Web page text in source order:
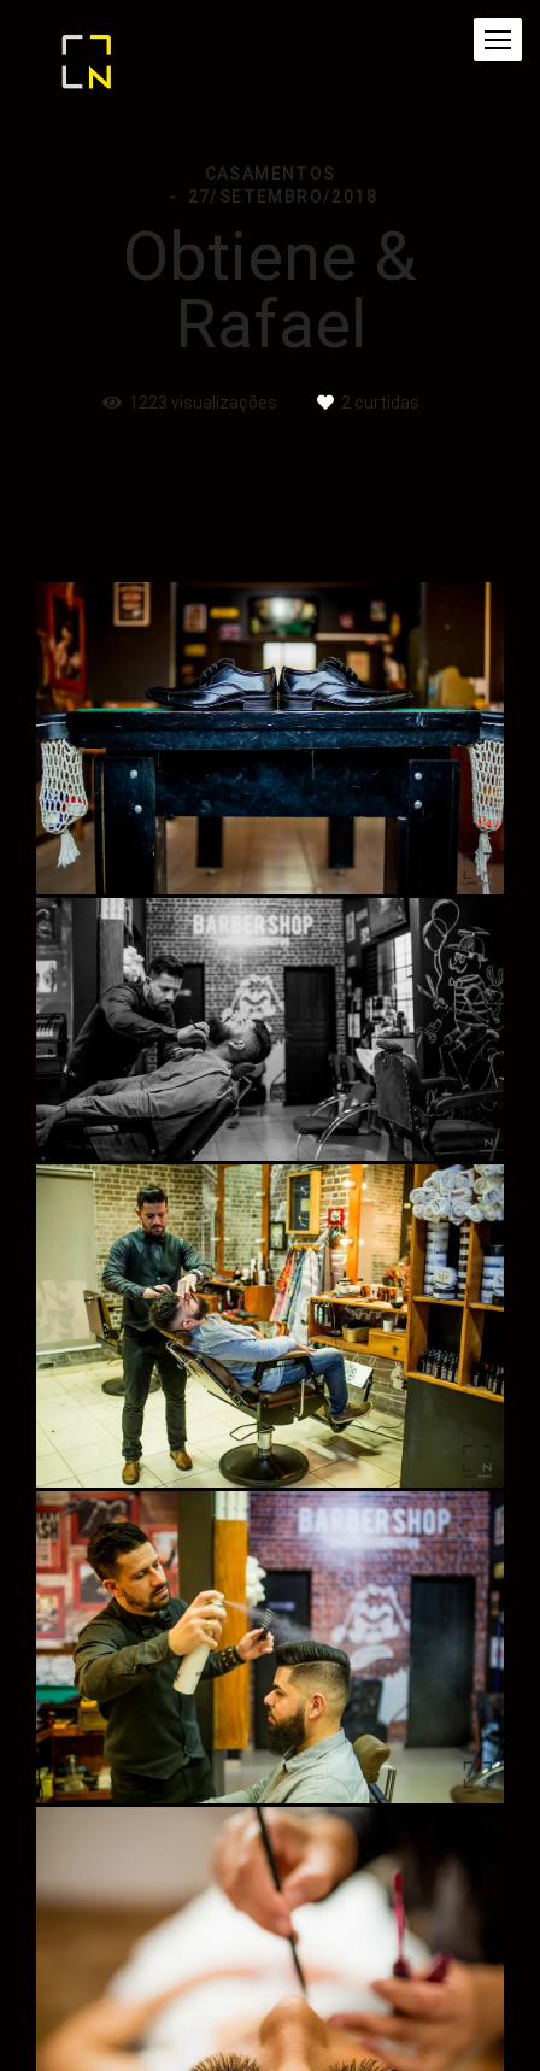
CASAMENTOS
27/SETEMBRO/2018
Obtiene &
Rafael
1223 visualizações 2 curtidas